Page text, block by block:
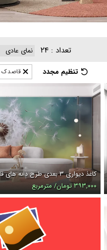
تعداد : ۲۴
قاصدک تنظیم مجدد
کاغذ دیواری ۳ بعدی طرح دانه های قاصدک
۳۹۳,۰۰۰ تومان/ مترمربع